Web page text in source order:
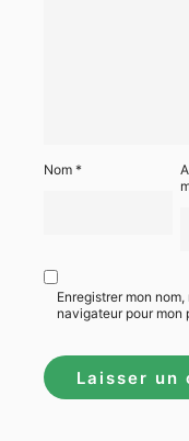
Nom *
Enregistrer mon
navigateur pour mon